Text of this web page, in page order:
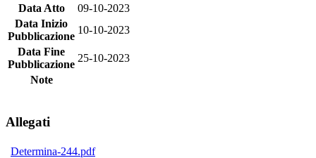
Data Atto
09-10-2023
Data Inizio
Pubblicazione
10-10-2023
Data Fine
Pubblicazione
25-10-2023
Note
Allegati
Determina-244.pdf